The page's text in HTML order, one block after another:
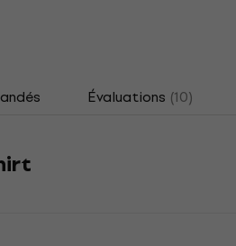
Évaluations (10)